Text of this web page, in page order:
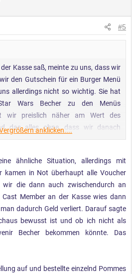
#5
der Kasse saß, meinte zu uns, dass wir
den Gutschein für ein Burger Menü
allerdings nicht so wichtig. Sie hat
Wars Becher zu den Menüs
wir preislich näher am Wert des
das alles ohne, dass wir danach
anklicken....
ähnliche Situation, allerdings mit
kamen in Not überhaupt alle Voucher
wir die dann auch zwischendurch an
Member an der Kasse wies dann
dadurch Geld verliert. Darauf sagte
bewusst ist und ob ich nicht als
Becher bekommen könnte. Das
auf und bestellte einzelnd Pommes